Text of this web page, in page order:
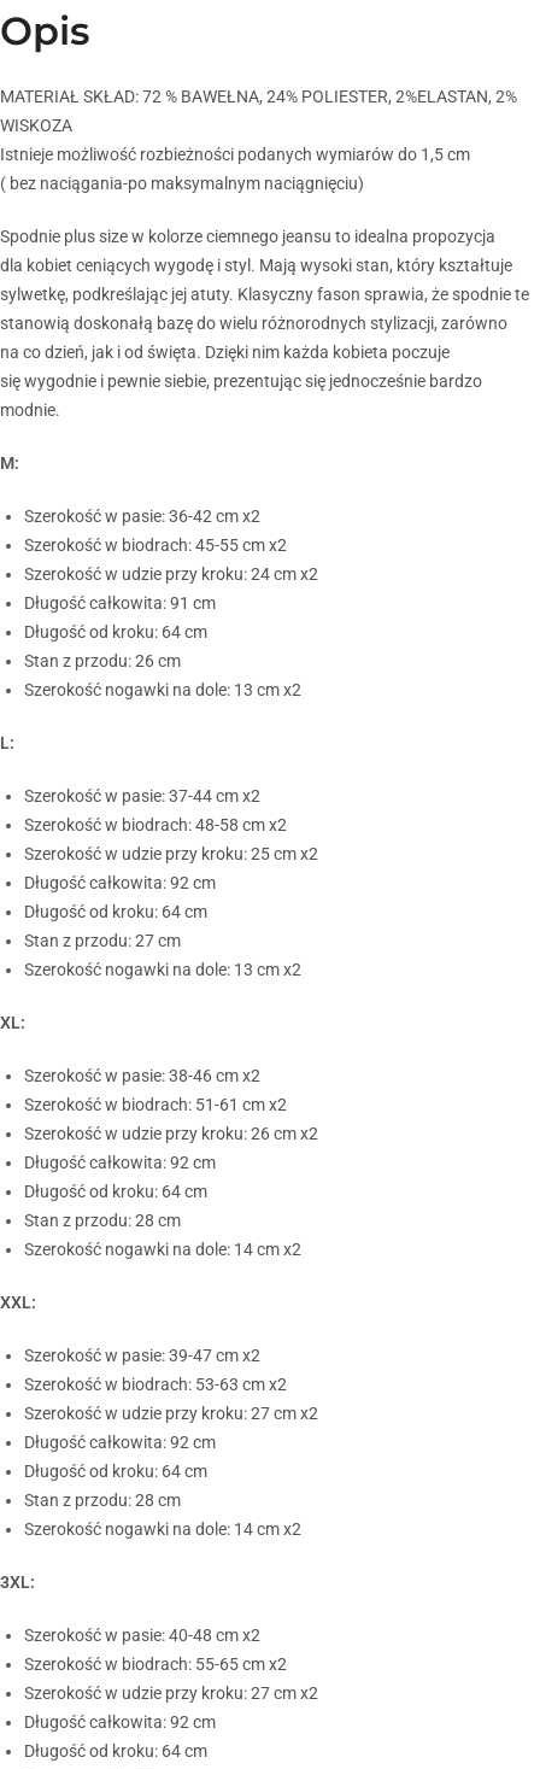
Opis
MATERIAŁ SKŁAD: 72 % BAWEŁNA, 24% POLIESTER, 2%ELASTAN, 2%
WISKOZA
Istnieje możliwość rozbieżności podanych wymiarów do 1,5 cm
( bez naciągania-po maksymalnym naciągnięciu)
Spodnie plus size w kolorze ciemnego jeansu to idealna propozycja
dla kobiet ceniących wygodę i styl. Mają wysoki stan, który kształtuje
sylwetkę, podkreślając jej atuty. Klasyczny fason sprawia, że spodnie te
stanowią doskonałą bazę do wielu różnorodnych stylizacji, zarówno
na co dzień, jak i od święta. Dzięki nim każda kobieta poczuje
się wygodnie i pewnie siebie, prezentując się jednocześnie bardzo
modnie.
M:
Szerokość w pasie: 36-42 cm x2
Szerokość w biodrach: 45-55 cm x2
Szerokość w udzie przy kroku: 24 cm x2
Długość całkowita: 91 cm
Długość od kroku: 64 cm
Stan z przodu: 26 cm
Szerokość nogawki na dole: 13 cm x2
L:
Szerokość w pasie: 37-44 cm x2
Szerokość w biodrach: 48-58 cm x2
Szerokość w udzie przy kroku: 25 cm x2
Długość całkowita: 92 cm
Długość od kroku: 64 cm
Stan z przodu: 27 cm
Szerokość nogawki na dole: 13 cm x2
XL:
Szerokość w pasie: 38-46 cm x2
Szerokość w biodrach: 51-61 cm x2
Szerokość w udzie przy kroku: 26 cm x2
Długość całkowita: 92 cm
Długość od kroku: 64 cm
Stan z przodu: 28 cm
Szerokość nogawki na dole: 14 cm x2
XXL:
Szerokość w pasie: 39-47 cm x2
Szerokość w biodrach: 53-63 cm x2
Szerokość w udzie przy kroku: 27 cm x2
Długość całkowita: 92 cm
Długość od kroku: 64 cm
Stan z przodu: 28 cm
Szerokość nogawki na dole: 14 cm x2
3XL:
Szerokość w pasie: 40-48 cm x2
Szerokość w biodrach: 55-65 cm x2
Szerokość w udzie przy kroku: 27 cm x2
Długość całkowita: 92 cm
Długość od kroku: 64 cm